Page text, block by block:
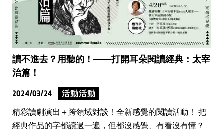
讀不進去？用聽的！——打開耳朵閱讀經典：太宰
治篇！
2024/03/24 活動活動
精彩讀劇演出＋跨領域對談！全新感覺的閱讀活動！ 把
經典作品的字都讀過一遍，但都沒感覺、有看沒有懂？